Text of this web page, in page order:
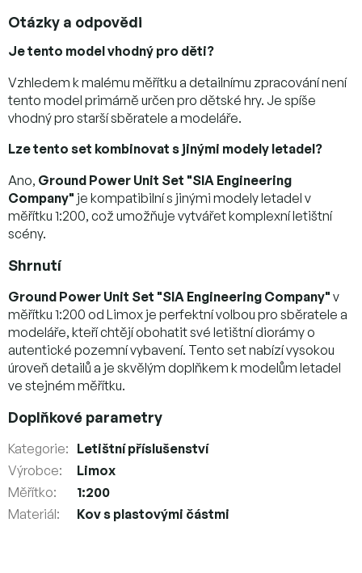
Otázky a odpovědi
Je tento model vhodný pro děti?
Vzhledem k malému měřítku a detailnímu zpracování není
tento model primárně určen pro dětské hry. Je spíše
vhodný pro starší sběratele a modeláře.
Lze tento set kombinovat s jinými modely letadel?
Ano, Ground Power Unit Set "SIA Engineering
Company" je kompatibilní s jinými modely letadel v
měřítku 1:200, což umožňuje vytvářet komplexní letištní
scény.
Shrnutí
Ground Power Unit Set "SIA Engineering Company" v
měřítku 1:200 od Limox je perfektní volbou pro sběratele a
modeláře, kteří chtějí obohatit své letištní diorámy o
autentické pozemní vybavení. Tento set nabízí vysokou
úroveň detailů a je skvělým doplňkem k modelům letadel
ve stejném měřítku.
Doplňkové parametry
Kategorie: Letištní příslušenství
Výrobce:
Limox
Měřítko:
1:200
Materiál: Kov s plastovými částmi